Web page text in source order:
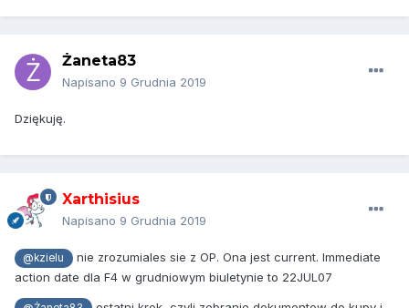
Żaneta83
Napisano 9 Grudnia 2019
Dziękuję.
Xarthisius
Napisano 9 Grudnia 2019
@kzielu
nie zrozumiales sie z OP. Ona jest current. Immediate
action date dla F4 w grudniowym biuletynie to 22JUL07